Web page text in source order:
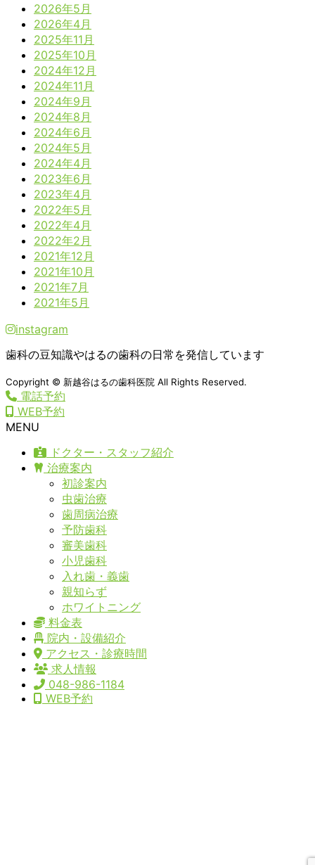
2026年5月
2026年4月
2025年11月
2025年10月
2024年12月
2024年11月
2024年9月
2024年8月
2024年6月
2024年5月
2024年4月
2023年6月
2023年4月
2022年5月
2022年4月
2022年2月
2021年12月
2021年10月
2021年7月
2021年5月
instagram
歯科の豆知識やはるの歯科の日常を発信しています
Copyright © 新越谷はるの歯科医院 All Rights Reserved.
電話予約
WEB予約
MENU
ドクター・スタッフ紹介
治療案内
初診案内
虫歯治療
歯周病治療
予防歯科
審美歯科
小児歯科
入れ歯・義歯
親知らず
ホワイトニング
料金表
院内・設備紹介
アクセス・診療時間
求人情報
048-986-1184
WEB予約